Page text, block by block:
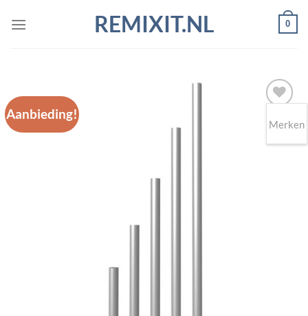
naar
REMIXIT.NL 0
Aanbieding!
Toevoegen
Merken